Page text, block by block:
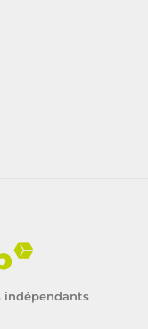
indépendants